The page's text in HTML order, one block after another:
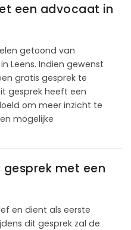
een advocaat in
getoond van
Leens. Indien gewenst
gratis gesprek te
gesprek heeft een
om meer inzicht te
mogelijke
met een
en dient als eerste
dit gesprek zal de